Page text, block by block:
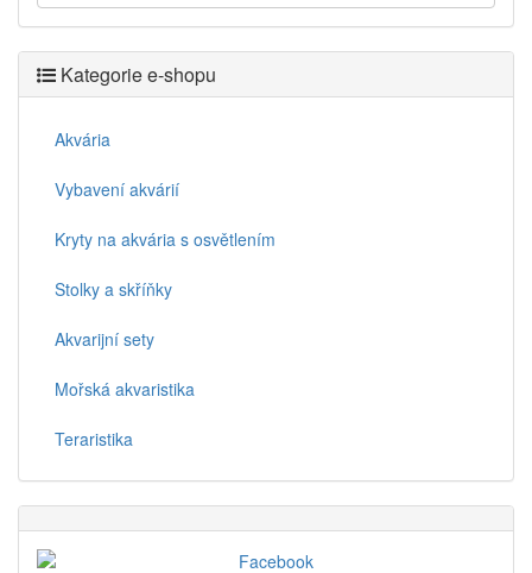
Kategorie e-shopu
Akvária
Vybavení akvárií
Kryty na akvária s osvětlením
Stolky a skříňky
Akvarijní sety
Mořská akvaristika
Teraristika